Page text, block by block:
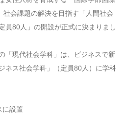
会課題の解決を目指す「人間社会
員80人」の開設が正式に決まりまし
「現代社会学科」は、ビジネスで新
ネス社会学科」（定員80人）に学科
に設置